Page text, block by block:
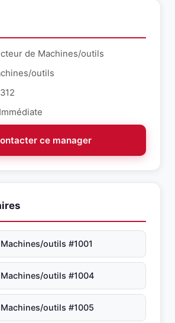
de Machines/outils
outils
Immédiate
ce manager
outils #1001
outils #1004
outils #1005